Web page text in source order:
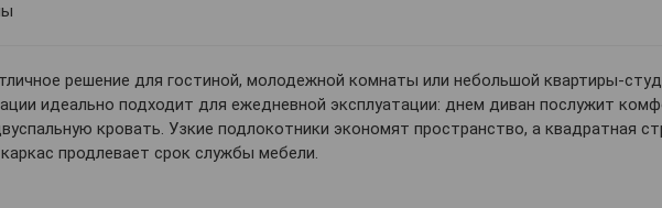
решение для гостиной, молодежной комнаты или небольшой квартиры-
идеально подходит для ежедневной эксплуатации: днем диван послужит
кровать. Узкие подлокотники экономят пространство, а квадратная
продлевает срок службы мебели.